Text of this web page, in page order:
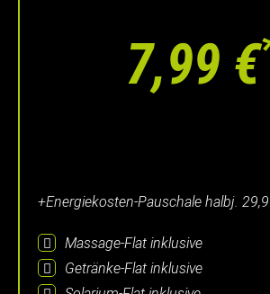
7,99 €
+Energiekosten-Pauschale halbj.
Massage-Flat inklusive
Getränke-Flat inklusive